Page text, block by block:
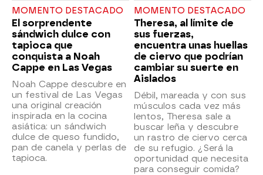
MOMENTO DESTACADO
El sorprendente
sándwich dulce con
tapioca que
conquista a Noah
Cappe en Las Vegas
Noah Cappe descubre en
un festival de Las Vegas
una original creación
inspirada en la cocina
asiática: un sándwich
dulce de queso fundido,
pan de canela y perlas de
tapioca.
MOMENTO DESTACADO
Theresa, al límite de
sus fuerzas,
encuentra unas huellas
de ciervo que podrían
cambiar su suerte en
Aislados
Débil, mareada y con sus
músculos cada vez más
lentos, Theresa sale a
buscar leña y descubre
un rastro de ciervo cerca
de su refugio. ¿Será la
oportunidad que necesita
para conseguir comida?